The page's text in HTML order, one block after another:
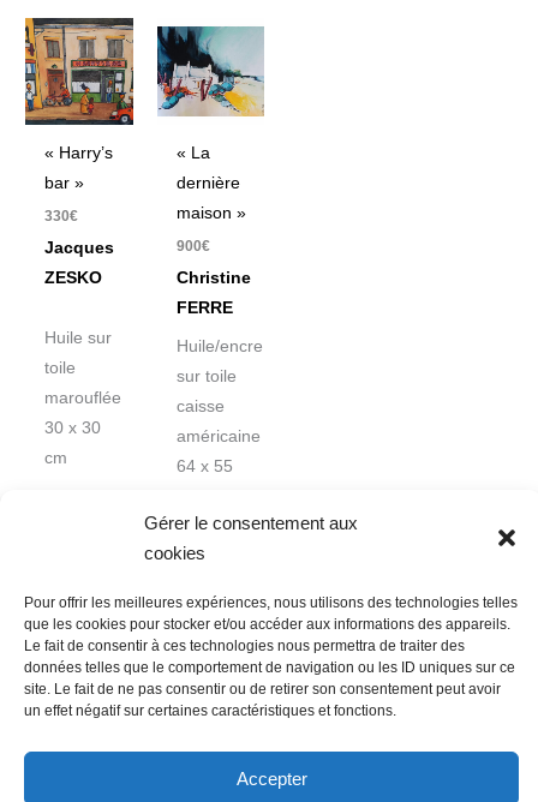
Gérer le consentement aux
cookies
Pour offrir les meilleures expériences, nous utilisons des technologies telles
que les cookies pour stocker et/ou accéder aux informations des appareils.
Le fait de consentir à ces technologies nous permettra de traiter des
données telles que le comportement de navigation ou les ID uniques sur ce
site. Le fait de ne pas consentir ou de retirer son consentement peut avoir
un effet négatif sur certaines caractéristiques et fonctions.
Accepter
« Harry’s
bar »
330€
Jacques
ZESKO
Huile sur
toile
marouflée
30 x 30
cm
« La
dernière
maison »
900€
Christine
FERRE
Huile/encre
sur toile
caisse
américaine
64 x 55
Nous contacter
Conditions Générales de Ventes
Politique de confidentialité
Mentions légales